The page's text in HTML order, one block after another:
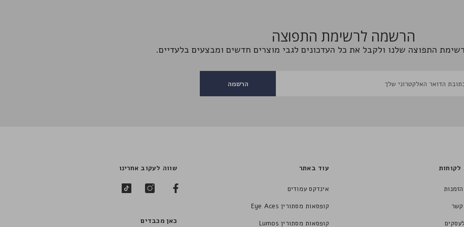
הרשמה לרשימת התפוצה
התפוצה שלנו ולקבל את כל העדכונים לגבי מוצרים חדשים ומבצעים בלעדיים.
הרשמה
לקוחות
קשר
עוד באתר
אינדקס עמודים
קופסאות מסתורין Eye Aces
קופסאות מסתורין Lumos
שווה לעקוב אחרינו
כאן מכבדים